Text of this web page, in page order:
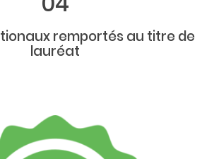
remportés au titre de
lauréat